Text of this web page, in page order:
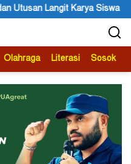
1 Dogiyai
Olahraga Literasi Sosok